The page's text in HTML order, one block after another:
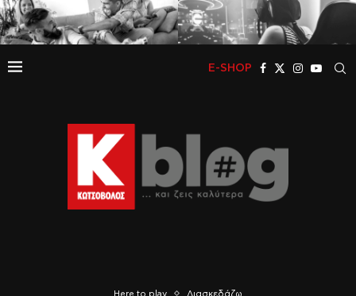
E-SHOP
Here to play Διασκεδάζω